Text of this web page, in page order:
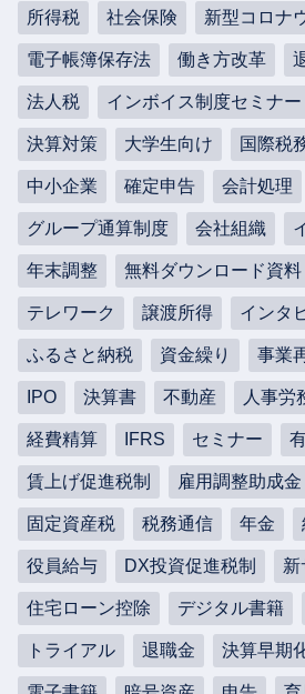
所得税 社会保険 新型コロナ
電子帳簿保存法 働き方改革
法人税 インボイス制度セミナー
決算対策 大学生向け 国際税
中小企業 確定申告 会計処理
グループ通算制度 会社組織
年末調整 無料ダウンロード資料
テレワーク 譲渡所得 インタ
ふるさと納税 資金繰り 事業
IPO 決算書 不動産 人事労
経費精算 IFRS セミナー
賃上げ促進税制 雇用調整助成金
固定資産税 税務通信 年金
役員給与 DX投資促進税制 新
住宅ローン控除 デジタル書籍
トライアル 退職金 決算早期